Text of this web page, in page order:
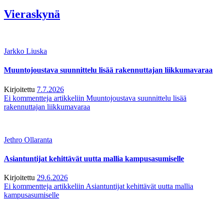
Vieraskynä
Jarkko Liuska
Muuntojoustava suunnittelu lisää rakennuttajan liikkumavaraa
Kirjoitettu 7.7.2026
Ei kommentteja artikkeliin Muuntojoustava suunnittelu lisää
rakennuttajan liikkumavaraa
Jethro Ollaranta
Asiantuntijat kehittävät uutta mallia kampusasumiselle
Kirjoitettu 29.6.2026
Ei kommentteja artikkeliin Asiantuntijat kehittävät uutta mallia
kampusasumiselle